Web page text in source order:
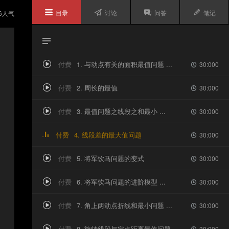
人气  目录  讨论  问答  笔记

 30:000
 付费 1. 与动点有关的面积最值问题 ...
 30:000
 付费 2. 周长的最值
 30:000
 付费 3. 最值问题之线段之和最小 ...
 30:000
付费 4. 线段差的最大值问题
 30:000
 付费 5. 将军饮马问题的变式
 30:000
 付费 6. 将军饮马问题的进阶模型 ...
 30:000
 付费 7. 角上两动点折线和最小问题 ...